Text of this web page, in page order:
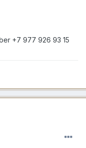
+7 977 926 93 15